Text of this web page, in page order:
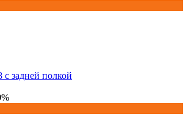
задней полкой